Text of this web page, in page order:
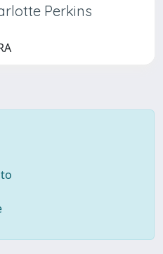
Perkins